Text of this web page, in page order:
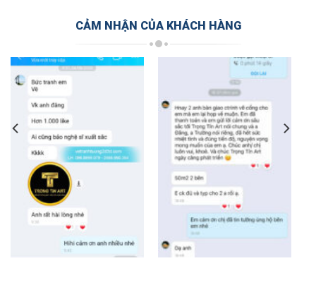
CẢM NHẬN CỦA KHÁCH HÀNG